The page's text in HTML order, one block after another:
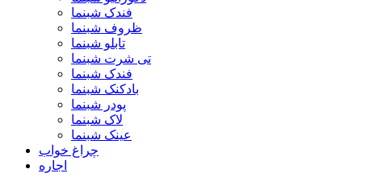
فندک شبنما
ظروف شبنما
تابلو شبنما
تی شرت شبنما
فندک شبنما
بادکنک شبنما
پودر شبنما
لاک شبنما
عینک شبنما
چراغ خواب
اجاره